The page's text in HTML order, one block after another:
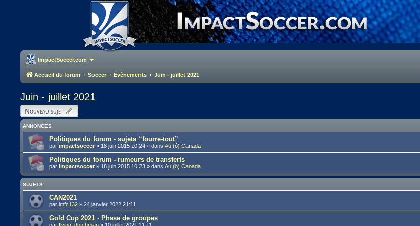
ImpactSoccer.com
Accueil du forum Soccer Évènements Juin - juillet 2021
Juin - juillet 2021
Nouveau sujet
ANNONCES
Politiques du forum - sujets “fourre-tout”
parimpactsoccer » 18 juin 2015 10:24 » dansAu (ô) Canada
Politiques du forum - rumeurs de transferts
parimpactsoccer » 18 juin 2015 10:23 » dansAu (ô) Canada
SUJETS
CAN2021
parimfc132 »24 janvier 2022 21:11
Gold Cup 2021 - Phase de groupes